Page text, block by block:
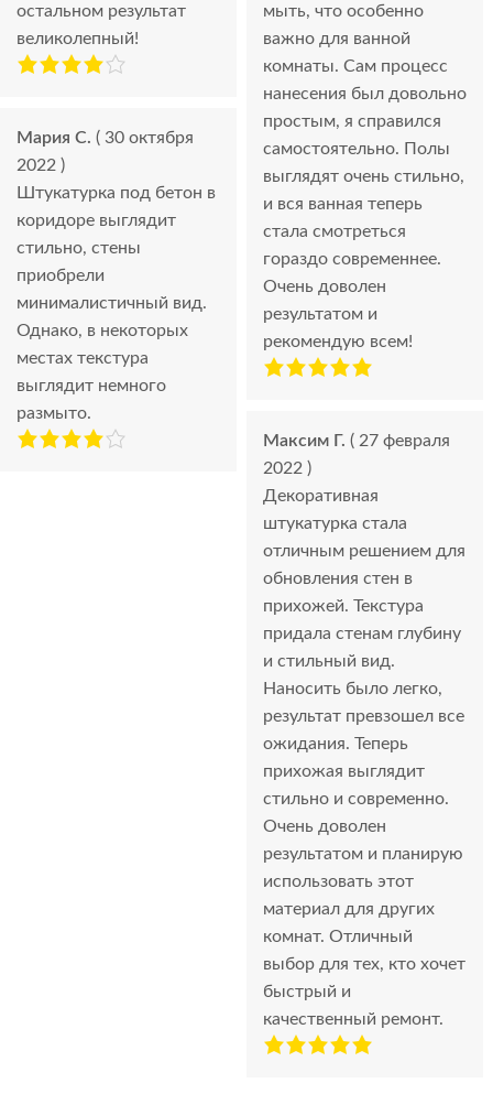
остальном результат
великолепный!
Мария С. ( 30 октября
2022 )
Штукатурка под бетон в
коридоре выглядит
стильно, стены
приобрели
минималистичный вид.
Однако, в некоторых
местах текстура
выглядит немного
размыто.
мыть, что особенно
важно для ванной
комнаты. Сам процесс
нанесения был довольно
простым, я справился
самостоятельно. Полы
выглядят очень стильно,
и вся ванная теперь
стала смотреться
гораздо современнее.
Очень доволен
результатом и
рекомендую всем!
Максим Г. ( 27 февраля
2022 )
Декоративная
штукатурка стала
отличным решением для
обновления стен в
прихожей. Текстура
придала стенам глубину
и стильный вид.
Наносить было легко,
результат превзошел все
ожидания. Теперь
прихожая выглядит
стильно и современно.
Очень доволен
результатом и планирую
использовать этот
материал для других
комнат. Отличный
выбор для тех, кто хочет
быстрый и
качественный ремонт.